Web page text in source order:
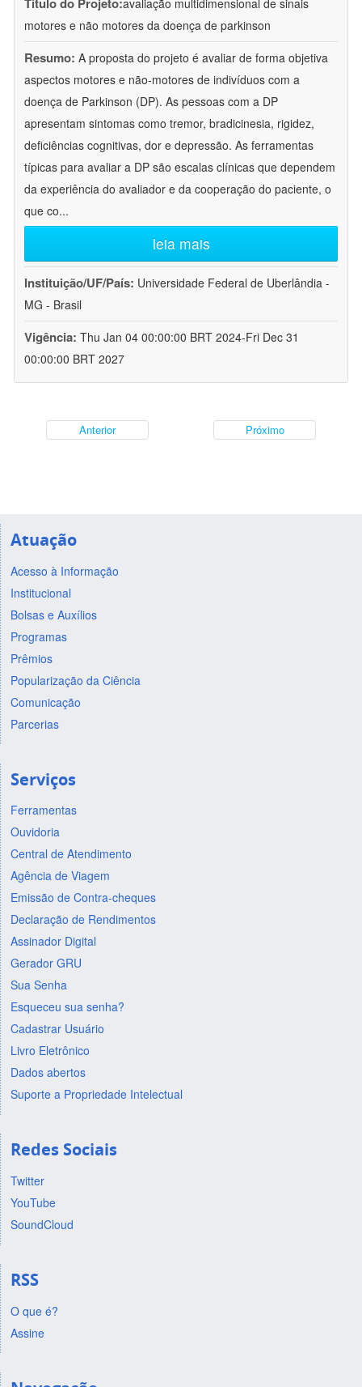
avaliação multidimensional de sinais
motores e não motores da doença de parkinson
Resumo: A proposta do projeto é avaliar de forma objetiva
aspectos motores e não-motores de indivíduos com a
doença de Parkinson (DP). As pessoas com a DP
apresentam sintomas como tremor, bradicinesia, rigidez,
deficiências cognitivas, dor e depressão. As ferramentas
típicas para avaliar a DP são escalas clínicas que dependem
da experiência do avaliador e da cooperação do paciente, o
que co...
leia mais
Instituição/UF/País: Universidade Federal de Uberlândia -
MG - Brasil
Vigência: Thu Jan 04 00:00:00 BRT 2024-Fri Dec 31
00:00:00 BRT 2027
Anterior Próximo
Atuação
Acesso à Informação
Institucional
Bolsas e Auxílios
Programas
Prêmios
Popularização da Ciência
Comunicação
Parcerias
Serviços
Ferramentas
Ouvidoria
Central de Atendimento
Agência de Viagem
Emissão de Contra-cheques
Declaração de Rendimentos
Assinador Digital
Gerador GRU
Sua Senha
Esqueceu sua senha?
Cadastrar Usuário
Livro Eletrônico
Dados abertos
Suporte a Propriedade Intelectual
Redes Sociais
Twitter
YouTube
SoundCloud
RSS
O que é?
Assine